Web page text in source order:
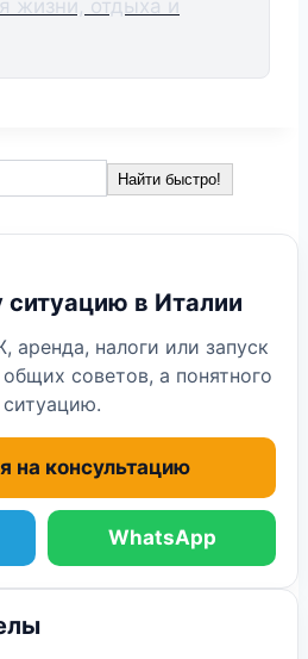
жизни, отдыха и
Найти быстро!
ситуацию в Италии
налоги или запуск
советов, а понятного
на консультацию
WhatsApp